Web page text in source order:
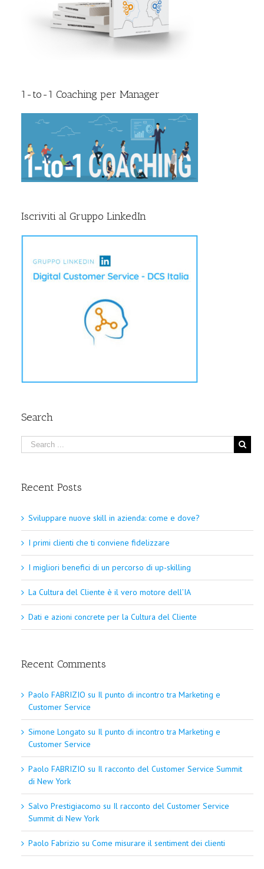
1-to-1 Coaching per Manager
Iscriviti al Gruppo LinkedIn
Search
Recent Posts
Sviluppare nuove skill in azienda: come e dove?
I primi clienti che ti conviene fidelizzare
I migliori benefici di un percorso di up-skilling
La Cultura del Cliente è il vero motore dell’IA
Dati e azioni concrete per la Cultura del Cliente
Recent Comments
Paolo FABRIZIO su Il punto di incontro tra Marketing e
Customer Service
Simone Longato su Il punto di incontro tra Marketing e
Customer Service
Paolo FABRIZIO su Il racconto del Customer Service Summit
di New York
Salvo Prestigiacomo su Il racconto del Customer Service
Summit di New York
Paolo Fabrizio su Come misurare il sentiment dei clienti